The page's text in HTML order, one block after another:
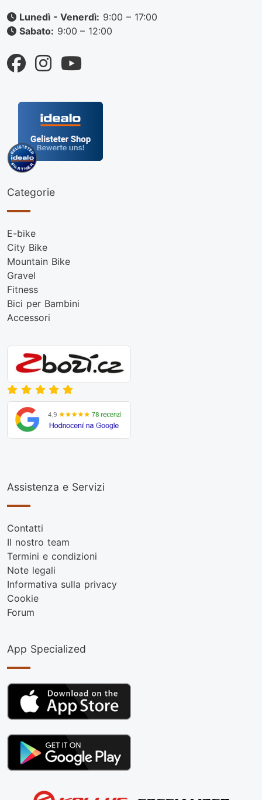
Lunedì - Venerdì: 9:00 – 17:00
Sabato: 9:00 – 12:00
Categorie
E-bike
City Bike
Mountain Bike
Gravel
Fitness
Bici per Bambini
Accessori
Assistenza e Servizi
Contatti
Il nostro team
Termini e condizioni
Note legali
Informativa sulla privacy
Cookie
Forum
App Specialized